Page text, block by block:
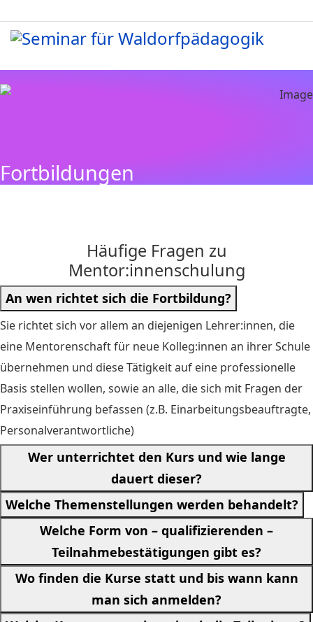
Fortbildungen
Häufige Fragen zu
Mentor:innenschulung
An wen richtet sich die Fortbildung?
Sie richtet sich vor allem an diejenigen Lehrer:innen, die
eine Mentorenschaft für neue Kolleg:innen an ihrer Schule
übernehmen und diese Tätigkeit auf eine professionelle
Basis stellen wollen, sowie an alle, die sich mit Fragen der
Praxiseinführung befassen (z.B. Einarbeitungsbeauftragte,
Personalverantwortliche)
Wer unterrichtet den Kurs und wie lange
dauert dieser?
Welche Themenstellungen werden behandelt?
Welche Form von – qualifizierenden –
Teilnahmebestätigungen gibt es?
Wo finden die Kurse statt und bis wann kann
man sich anmelden?